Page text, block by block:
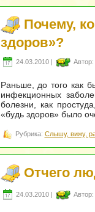
Почему,
здоров»?
24.03.2010 | Автор:
Раньше, до того как
инфекционных
болезни, как
«будь здоров» было
Рубрика: Слышу, вижу,
Отчего
24.03.2010 | Автор: